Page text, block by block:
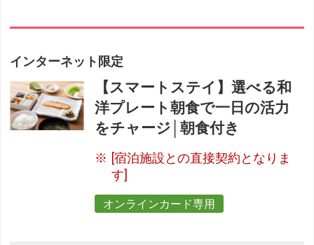
インターネット限定
【スマートステイ】選べる和
洋プレート朝食で一日の活力
をチャージ│朝食付き
[宿泊施設との直接契約となりま
す]
オンラインカード専用